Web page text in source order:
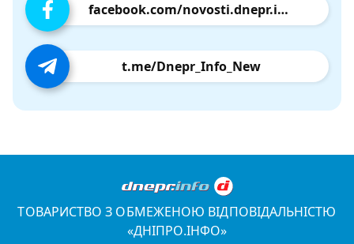
facebook.com/novosti.dnepr.info
t.me/Dnepr_Info_New
ТОВАРИСТВО З ОБМЕЖЕНОЮ ВІДПОВІДАЛЬНІСТЮ
«ДНІПРО.ІНФО»